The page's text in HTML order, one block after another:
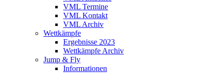
VML Termine
VML Kontakt
VML Archiv
Wettkämpfe
Ergebnisse 2023
Wettkämpfe Archiv
Jump & Fly
Informationen